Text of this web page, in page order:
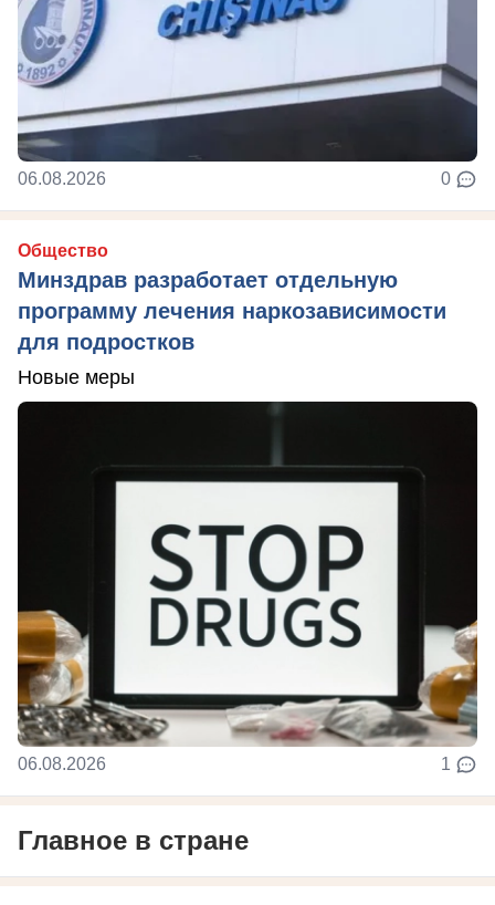
06.08.2026 0
Общество
Минздрав разработает отдельную
программу лечения наркозависимости
для подростков
Новые меры
06.08.2026 1
Главное в стране